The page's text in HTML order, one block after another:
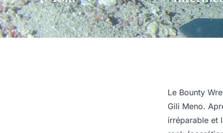
Le Bounty
Gili Meno.
irréparable et